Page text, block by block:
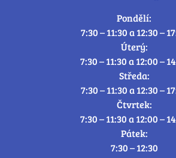
Pondělí:
7:30 – 11:30 a 12:30 –
Úterý:
7:30 – 11:30 a 12:00 –
Středa:
7:30 – 11:30 a 12:30 –
Čtvrtek:
7:30 – 11:30 a 12:00 –
Pátek:
7:30 – 12:30